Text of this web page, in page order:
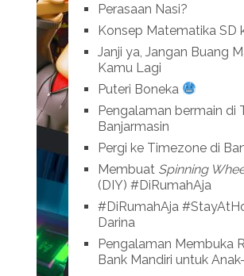
Perasaan Nasi?
Konsep Matematika SD
Janji ya, Jangan Buang
Kamu Lagi
Puteri Boneka
Pengalaman bermain di
Banjarmasin
Pergi ke Timezone di
Membuat Spinning
(DIY) #DiRumahAja
#DiRumahAja
Darina
Pengalaman Membuka
Bank Mandiri untuk